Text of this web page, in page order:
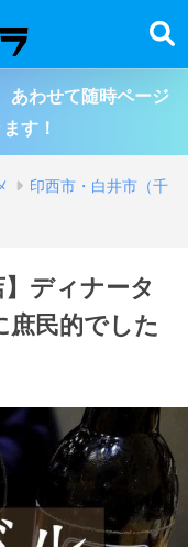
あわせて随時ページ
す！
印西市・白井市（千
】ディナータ
庶民的でした